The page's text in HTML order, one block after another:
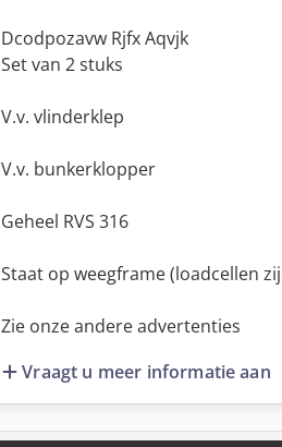
Dcodpozavw Rjfx Aqvjk
Set van 2 stuks
V.v. vlinderklep
V.v. bunkerklopper
Geheel RVS 316
Staat op weegframe (loadcellen
Zie onze andere advertenties
Vraagt u meer informatie aan